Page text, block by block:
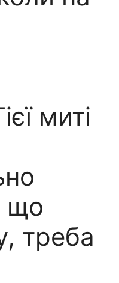
миті
що
тpеба